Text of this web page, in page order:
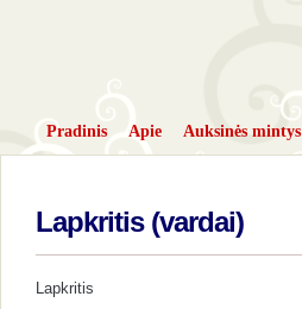
Pradinis Apie Auksinės mintys
Lapkritis (vardai)
Lapkritis